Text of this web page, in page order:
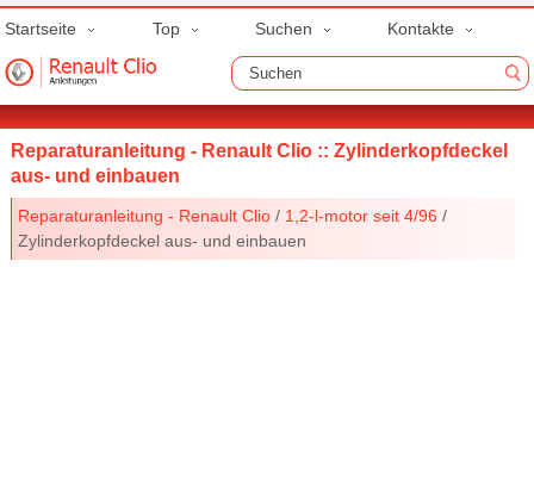
Startseite Top Suchen Kontakte
Reparaturanleitung - Renault Clio :: Zylinderkopfdeckel
aus- und einbauen
Reparaturanleitung - Renault Clio / 1,2-l-motor seit 4/96 /
Zylinderkopfdeckel aus- und einbauen